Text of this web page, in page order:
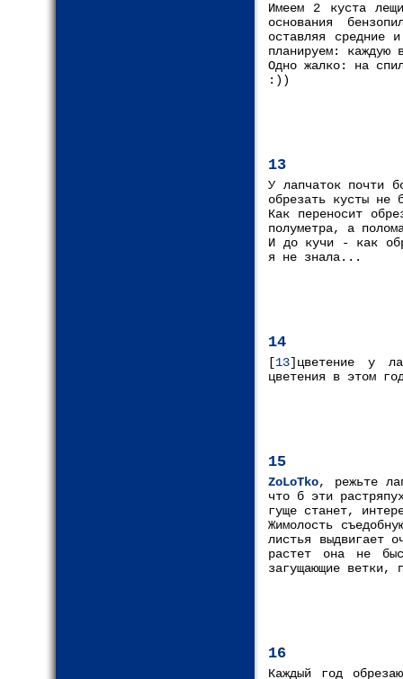
Имеем 2 куста
основания
оставляя средние
планируем: каждую
Одно жалко: на
:))
13
У лапчаток почти
обрезать кусты не
Как переносит
полуметра, а
И до кучи - как
я не знала...
14
[13]цветение у
цветения в этом
15
ZoLoTko, режьте
что б эти
гуще станет,
Жимолость
листья выдвигает
растет она не
загущающие ветки,
16
Каждый год